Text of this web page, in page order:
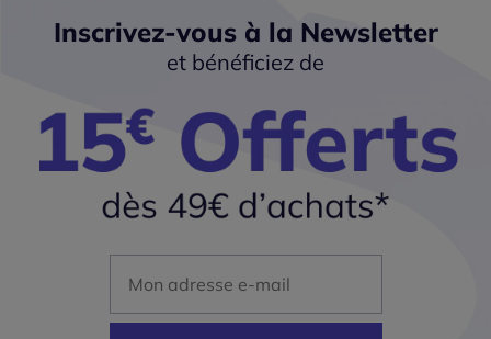
Inscrivez-vous à la Newsletter
et bénéficiez de